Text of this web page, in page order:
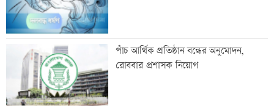
হাসিনার নির্দেশে সালাহউদ্দিন আহমদকে গুম
করা হয়: তদন্ত
পাঁচ আর্থিক প্রতিষ্ঠান বন্ধের অনুমোদন,
রোববার প্রশাসক নিয়োগ